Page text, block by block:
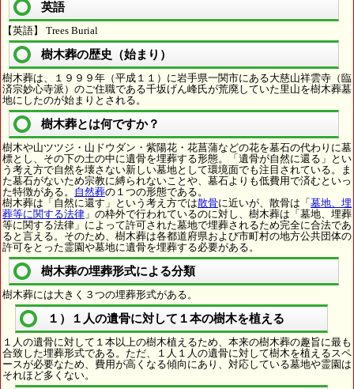
英語
【英語】 Trees Burial
樹木葬の歴史（始まり）
樹木葬は、１９９９年（平成１１）に岩手県一関市にある大慈山祥雲寺（臨
済宗妙心寺派）のご住職である千坂げん峰氏が荒廃していた里山を樹木葬墓
地にしたのが始まりとされる。
樹木葬とは何ですか？
樹木や山ツツジ・山ドウダン・紫陽花・花菖蒲などの花を墓石の代わりに墓
標とし、その下の土の中に遺骨を埋葬する形態。「遺骨が自然に還る」とい
う考え方で自然を壊さない新しい墓地として環境面でも注目されている。ま
た墓石がないため宗教に縛られないことや、墓石よりも低費用で済むといっ
た特徴がある。 自然葬の１つの形態である。
樹木葬は「自然に還す」という考え方では散骨に近いが、散骨は「 墓地、埋
葬等に関する法律 」の枠外で行われているのに対し、樹木葬は「墓地、埋葬
等に関する法律」によって許可された墓地で埋葬されるため完全に合法であ
ると言える。そのため、樹木葬は各都道府県および市町村の地方公共団体の
許可をとった霊園や墓地に遺骨を埋葬する必要がある。
樹木葬の埋葬形式による分類
樹木葬には大きく３つの埋葬形式がある。
１）１人の遺骨に対して１本の樹木を植える
１人の遺骨に対して１本以上の樹木植えるため、本来の樹木葬の趣旨に最も
合致した埋葬形式である。ただ、１人１人の遺骨に対して樹木を植えるスペ
ースが必要なため、費用が高くなる傾向にあり、対応している墓地や霊園は
それほど多くない。